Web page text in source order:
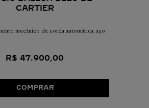
CARTIER
mecânico de corda automática, aço
R$ 47.900,00
COMPRAR